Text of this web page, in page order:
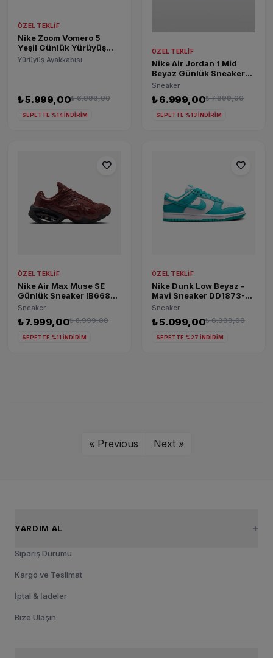
ÖZEL TEKLIF
Nike Zoom Vomero 5
Yeşil Günlük Yürüyüş
Ayakkabısı FJ1910-300
Yürüyüş Ayakkabısı
₺ 5.999,00₺ 6.999,00
SEPETTE %14 İNDİRİM
ÖZEL TEKLIF
Nike Air Jordan 1 Mid
Beyaz Günlük Sneaker
DQ8423-102
Sneaker
₺ 6.999,00₺ 7.999,00
SEPETTE %13 İNDİRİM
favorite
ÖZEL TEKLIF
Nike Air Max Muse SE
Günlük Sneaker IB6689-
600
Sneaker
₺ 7.999,00₺ 8.999,00
SEPETTE %11 İNDİRİM
favorite
ÖZEL TEKLIF
Nike Dunk Low Beyaz -
Mavi Sneaker DD1873-
105
Sneaker
₺ 5.099,00₺ 6.999,00
SEPETTE %27 İNDİRİM
« Previous Next »
YARDIM AL
Sipariş Durumu
Kargo ve Teslimat
İptal & İadeler
Bize Ulaşın